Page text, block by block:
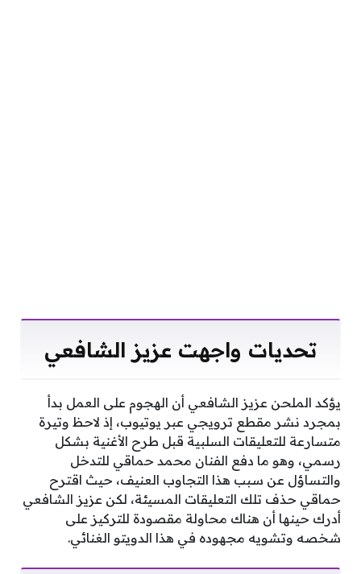
تحديات واجهت عزيز الشافعي
يؤكد الملحن عزيز الشافعي أن الهجوم على العمل بدأ
بمجرد نشر مقطع ترويجي عبر يوتيوب، إذ لاحظ وتيرة
متسارعة للتعليقات السلبية قبل طرح الأغنية بشكل
رسمي، وهو ما دفع الفنان محمد حماقي للتدخل
والتساؤل عن سبب هذا التجاوب العنيف، حيث اقترح
حماقي حذف تلك التعليقات المسيئة، لكن عزيز الشافعي
أدرك حينها أن هناك محاولة مقصودة للتركيز على
شخصه وتشويه مجهوده في هذا الدويتو الغنائي.